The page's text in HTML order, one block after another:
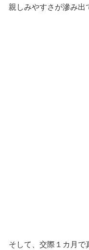
親しみやすさが滲み出
そして、交際１カ月で